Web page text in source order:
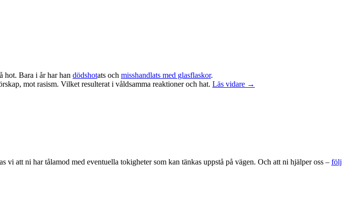
hot. Bara i år har han dödshotats och misshandlats med glasflaskor.
mot rasism. Vilket resulterat i våldsamma reaktioner och hat. Läs vidare →
att ni har tålamod med eventuella tokigheter som kan tänkas uppstå på vägen. Och att ni hjälper oss – följ